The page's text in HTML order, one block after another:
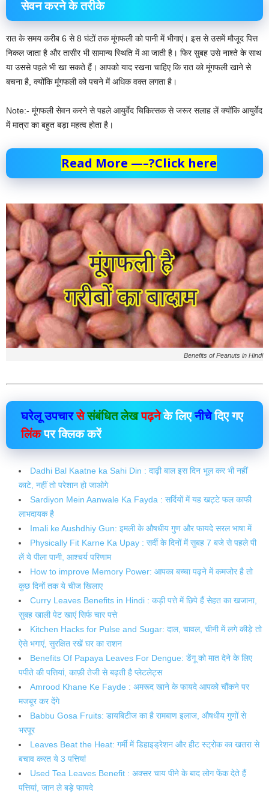
सेवन करने के तरीके
रात के समय करीब 6 से 8 घंटों तक मूंगफली को पानी में भीगाएं। इस से उसमें मौजूद पित्त
निकल जाता है और तासीर भी सामान्य स्थिति में आ जाती है। फिर सुबह उसे नाश्ते के साथ
या उससे पहले भी खा सकते हैं। आपको याद रखना चाहिए कि रात को मूंगफली खाने से
बचना है, क्योंकि मूंगफली को पचने में अधिक वक्त लगता है।
Note:- मूंगफली सेवन करने से पहले आयुर्वेद चिकित्सक से जरूर सलाह लें क्योंकि आयुर्वेद
में मात्रा का बहुत बड़ा महत्व होता है।
Read More —–?Click here
Benefits of Peanuts in Hindi
घरेलू उपचारसेसंबंधित लेखपढ़नेके लिएनीचेदिए गए
लिंकपर क्लिक करें
Dadhi Bal Kaatne ka Sahi Din : दाढ़ी बाल इस दिन भूल कर भी नहीं
काटे, नहीं तो परेशान हो जाओगे
Sardiyon Mein Aanwale Ka Fayda : सर्दियों में यह खट्टे फल काफी
लाभदायक है
Imali ke Aushdhiy Gun: इमली के औषधीय गुण और फायदे सरल भाषा में
Physically Fit Karne Ka Upay : सर्दी के दिनों में सुबह 7 बजे से पहले पी
लें ये पीला पानी, आश्चर्य परिणाम
How to improve Memory Power: आपका बच्चा पढ़ने में कमजोर है तो
कुछ दिनों तक ये चीज खिलाए
Curry Leaves Benefits in Hindi : कड़ी पत्ते में छिपे हैं सेहत का खजाना,
सुबह खाली पेट खाएं सिर्फ चार पत्ते
Kitchen Hacks for Pulse and Sugar: दाल, चावल, चीनी में लगे कीड़े तो
ऐसे भगाएं, सुरक्षित रखें घर का राशन
Benefits Of Papaya Leaves For Dengue: डेंगू को मात देने के लिए
पपीते की पत्तियां, काफ़ी तेजी से बढ़ती है प्लेटलेट्स
Amrood Khane Ke Fayde : अमरूद खाने के फायदे आपको चौंकने पर
मजबूर कर देंगे
Babbu Gosa Fruits: डायबिटीज का है रामबाण इलाज, औषधीय गुणों से
भरपूर
Leaves Beat the Heat: गर्मी में डिहाइड्रेशन और हीट स्ट्रोक का खतरा से
बचाव करत ये 3 पत्तियां
Used Tea Leaves Benefit‌ : अक्सर चाय पीने के बाद लोग फेंक देते हैं
पत्तियां, जान ले बड़े फायदे